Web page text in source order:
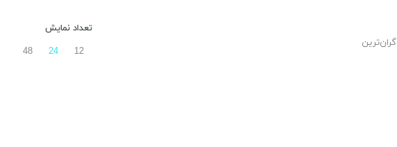
گران‌ترین
تعداد نمایش
12
24
48